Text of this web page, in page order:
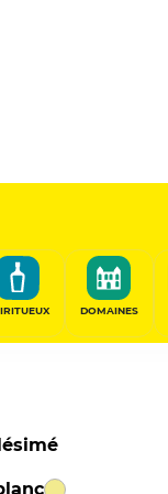
DOMAINES
Champagne